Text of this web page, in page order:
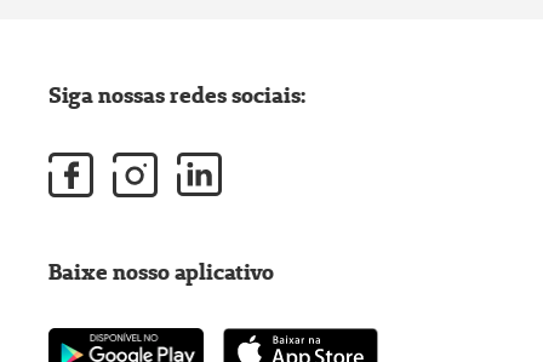
Siga nossas redes sociais:
Baixe nosso aplicativo